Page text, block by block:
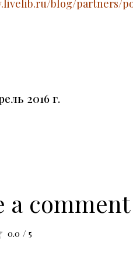
blog/partners/
2016 г.
a comment
0.0 / 5